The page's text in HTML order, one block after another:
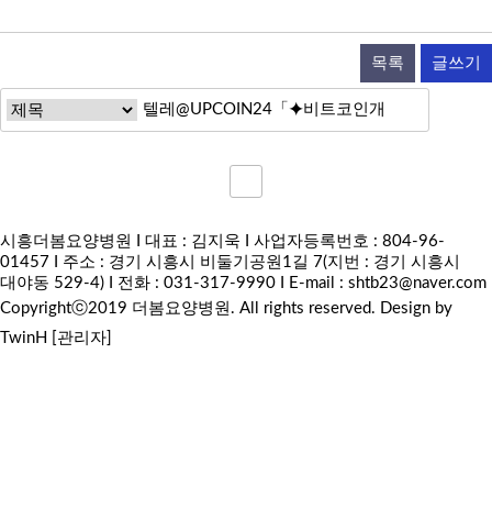
목록 글쓰기
시흥더봄요양병원 I 대표 : 김지욱 I 사업자등록번호 : 804-96-
01457 I 주소 : 경기 시흥시 비둘기공원1길 7(지번 : 경기 시흥시
대야동 529-4) I 전화 : 031-317-9990 I E-mail : shtb23@naver.com
Copyrightⓒ2019 더봄요양병원. All rights reserved. Design by
TwinH
[관리자]